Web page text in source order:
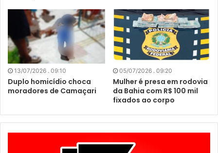
13/07/2026 . 09:10
Duplo homicídio choca
moradores de Camaçari
05/07/2026 . 09:20
Mulher é presa em rodovia
da Bahia com R$ 100 mil
fixados ao corpo